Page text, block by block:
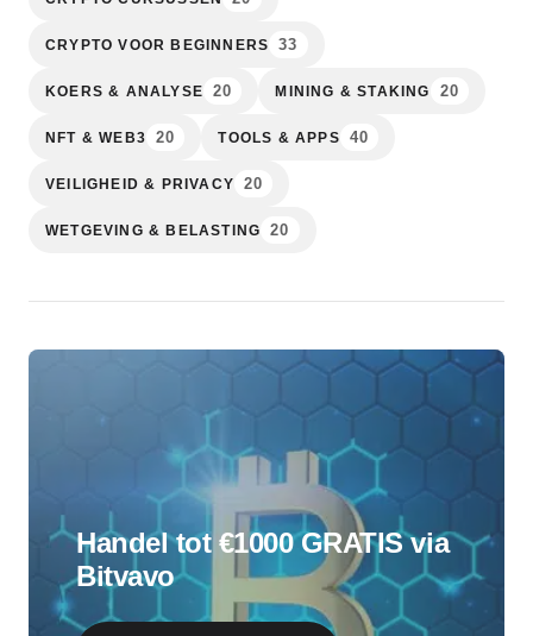
CRYPTO VOOR BEGINNERS 33
KOERS & ANALYSE 20 MINING & STAKING 20
NFT & WEB3 20 TOOLS & APPS 40
VEILIGHEID & PRIVACY 20
WETGEVING & BELASTING 20
Handel tot €1000 GRATIS via
Bitvavo